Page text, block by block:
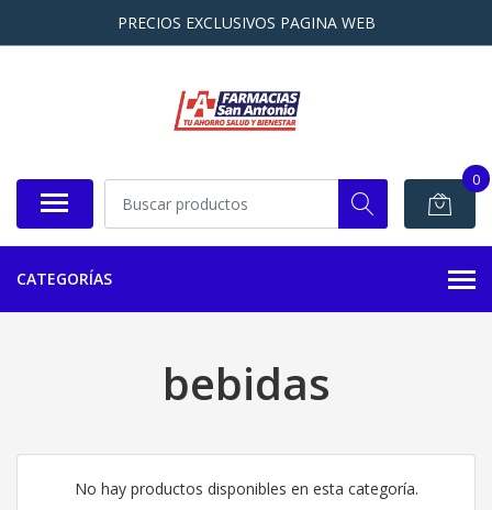
PRECIOS EXCLUSIVOS PAGINA WEB
0
CATEGORÍAS
bebidas
No hay productos disponibles en esta categoría.